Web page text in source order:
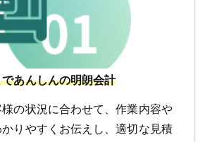
あんしんの明朗会計
の状況に合わせて、作業内容や
りやすくお伝えし、適切な見積